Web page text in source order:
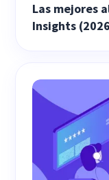
Las mejores
Insights